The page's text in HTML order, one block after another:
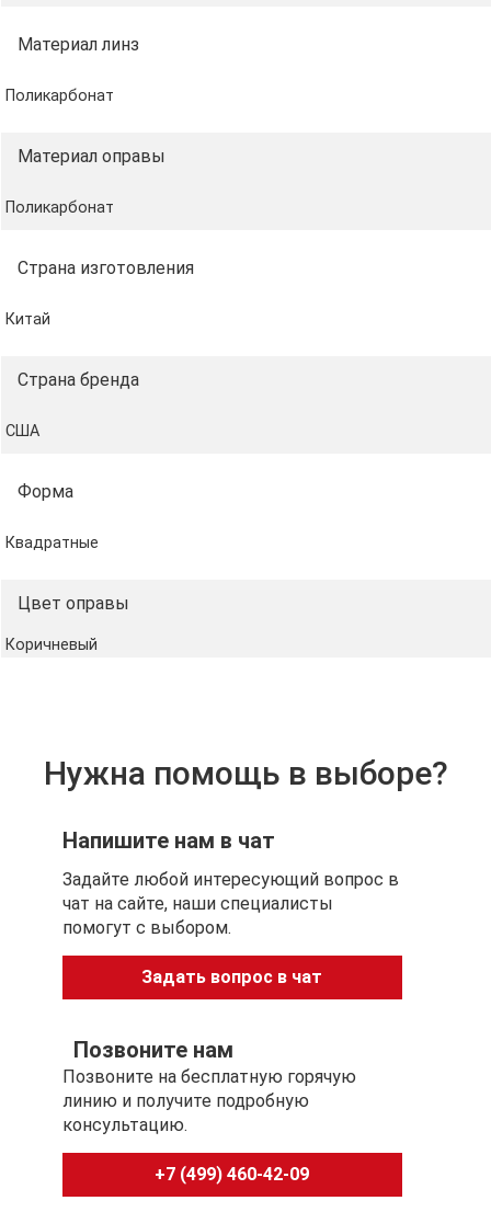
Оправа: поликарбонат.
Заушники: поликарбонат.
Цвета
Оправа: коричневый камуфляж / золотистый.
Размеры
Ширина моста (расстояние между линзами): 12
Рекомендации по уходу
Рекомендуется очищать линзы мягкой тканью и
воздействия прямого солнечного света при хранении.
Материал линз
Поликарбонат
Материал оправы
Поликарбонат
Страна изготовления
Китай
Страна бренда
США
Форма
Квадратные
Цвет оправы
Коричневый
Нужна помощь в выборе?
Напишите нам в чат
Задайте любой интересующий вопрос в
чат на сайте, наши специалисты
помогут с выбором.
Задать вопрос в чат
Позвоните нам
Позвоните на бесплатную горячую
линию и получите подробную
консультацию.
+7 (499) 460-42-09